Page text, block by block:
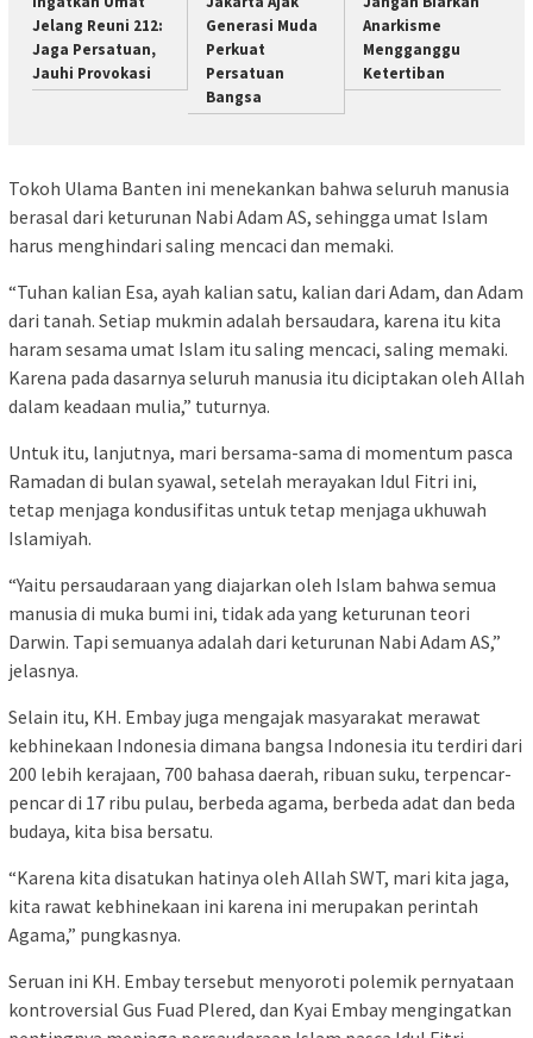
Jelang Reuni 212:
Jaga Persatuan,
Jauhi Provokasi
Generasi Muda
Perkuat
Persatuan
Bangsa
Anarkisme
Mengganggu
Ketertiban
Tokoh Ulama Banten ini menekankan bahwa seluruh manusia
berasal dari keturunan Nabi Adam AS, sehingga umat Islam
harus menghindari saling mencaci dan memaki.
“Tuhan kalian Esa, ayah kalian satu, kalian dari Adam, dan Adam
dari tanah. Setiap mukmin adalah bersaudara, karena itu kita
haram sesama umat Islam itu saling mencaci, saling memaki.
Karena pada dasarnya seluruh manusia itu diciptakan oleh Allah
dalam keadaan mulia,” tuturnya.
Untuk itu, lanjutnya, mari bersama-sama di momentum pasca
Ramadan di bulan syawal, setelah merayakan Idul Fitri ini,
tetap menjaga kondusifitas untuk tetap menjaga ukhuwah
Islamiyah.
“Yaitu persaudaraan yang diajarkan oleh Islam bahwa semua
manusia di muka bumi ini, tidak ada yang keturunan teori
Darwin. Tapi semuanya adalah dari keturunan Nabi Adam AS,”
jelasnya.
Selain itu, KH. Embay juga mengajak masyarakat merawat
kebhinekaan Indonesia dimana bangsa Indonesia itu terdiri dari
200 lebih kerajaan, 700 bahasa daerah, ribuan suku, terpencar-
pencar di 17 ribu pulau, berbeda agama, berbeda adat dan beda
budaya, kita bisa bersatu.
“Karena kita disatukan hatinya oleh Allah SWT, mari kita jaga,
kita rawat kebhinekaan ini karena ini merupakan perintah
Agama,” pungkasnya.
Seruan ini KH. Embay tersebut menyoroti polemik pernyataan
kontroversial Gus Fuad Plered, dan Kyai Embay mengingatkan